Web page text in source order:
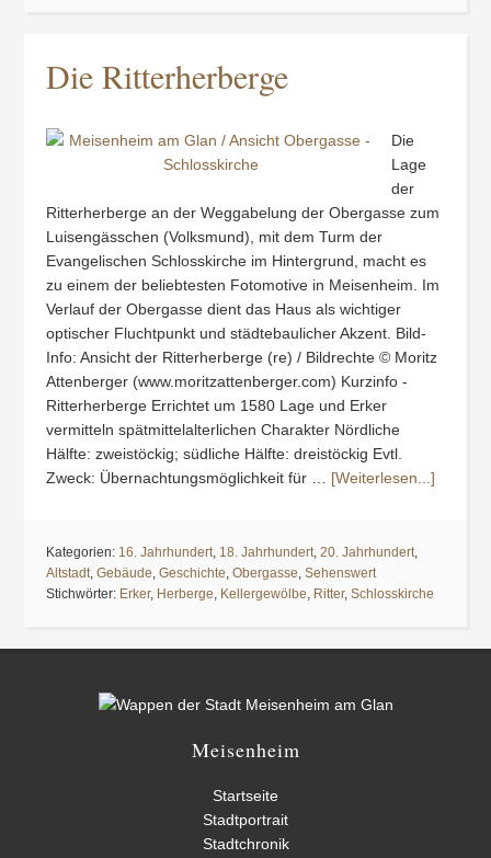
Die Ritterherberge
Die
Lage
der
Ritterherberge an der Weggabelung der Obergasse zum
Luisengässchen (Volksmund), mit dem Turm der
Evangelischen Schlosskirche im Hintergrund, macht es
zu einem der beliebtesten Fotomotive in Meisenheim. Im
Verlauf der Obergasse dient das Haus als wichtiger
optischer Fluchtpunkt und städtebaulicher Akzent. Bild-
Info: Ansicht der Ritterherberge (re) / Bildrechte © Moritz
Attenberger (www.moritzattenberger.com) Kurzinfo -
Ritterherberge Errichtet um 1580 Lage und Erker
vermitteln spätmittelalterlichen Charakter Nördliche
Hälfte: zweistöckig; südliche Hälfte: dreistöckig Evtl.
Zweck: Übernachtungsmöglichkeit für … [Weiterlesen...]
Kategorien: 16. Jahrhundert, 18. Jahrhundert,20. Jahrhundert,
Altstadt,Gebäude,Geschichte,Obergasse,Sehenswert
Stichwörter: Erker, Herberge, Kellergewölbe, Ritter,Schlosskirche
Meisenheim
Startseite
Stadtportrait
Stadtchronik